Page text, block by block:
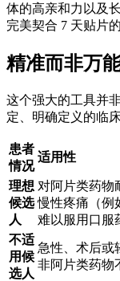
体的高亲和力以及
完美契合 7 天贴片
精准而非万
这个强大的工具并
定、明确定义的临
患者
情况
适用性
理想
候选
人
对阿片类药物
慢性疼痛（例
难以服用口服
不适
用候
选人
急性、术后或
非阿片类药物